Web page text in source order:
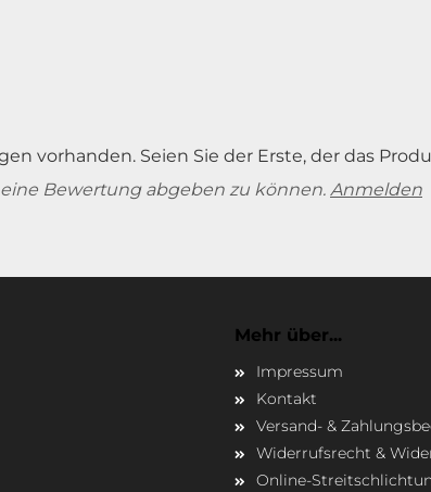
vorhanden. Seien Sie der Erste, der das
Bewertung abgeben zu können. Anmelden
Mehr über...
Impressum
Kontakt
Versand- &
Widerrufsrecht &
Online-